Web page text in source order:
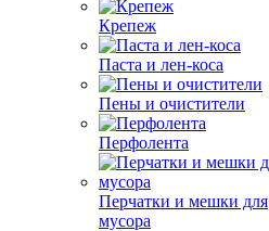
Крепеж
Паста и лен-коса
Пены и очистители
Перфолента
Перчатки и мешки для
мусора